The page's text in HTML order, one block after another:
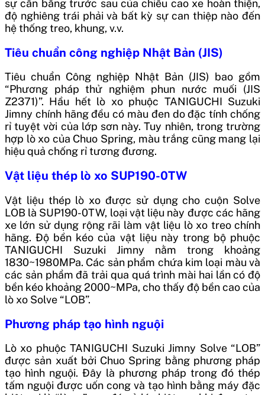
sự cân bằng trước sau của chiều cao xe hoàn thiện,
độ nghiêng trái phải và bất kỳ sự can thiệp nào đến
hệ thống treo, khung, v.v.
Tiêu chuẩn công nghiệp Nhật Bản (JIS)
Tiêu chuẩn Công nghiệp Nhật Bản (JIS) bao gồm
“Phương pháp thử nghiệm phun nước muối (JIS
Z2371)”. Hầu hết lò xo phuộc TANIGUCHI Suzuki
Jimny chính hãng đều có màu đen do đặc tính chống
rỉ tuyệt vời của lớp sơn này. Tuy nhiên, trong trường
hợp lò xo của Chuo Spring, màu trắng cũng mang lại
hiệu quả chống rỉ tương đương.
Vật liệu thép lò xo SUP190-0TW
Vật liệu thép lò xo được sử dụng cho cuộn Solve
LOB là SUP190-0TW, loại vật liệu này được các hãng
xe lớn sử dụng rộng rãi làm vật liệu lò xo treo chính
hãng. Độ bền kéo của vật liệu này trong bộ phuộc
TANIGUCHI Suzuki Jimny nằm trong khoảng
1830~1980MPa. Các sản phẩm chứa kim loại màu và
các sản phẩm đã trải qua quá trình mài hai lần có độ
bền kéo khoảng 2000~MPa, cho thấy độ bền cao của
lò xo Solve “LOB”.
Phương pháp tạo hình nguội
Lò xo phuộc TANIGUCHI Suzuki Jimny Solve “LOB”
được sản xuất bởi Chuo Spring bằng phương pháp
tạo hình nguội. Đây là phương pháp trong đó thép
tấm nguội được uốn cong và tạo hình bằng máy đặc